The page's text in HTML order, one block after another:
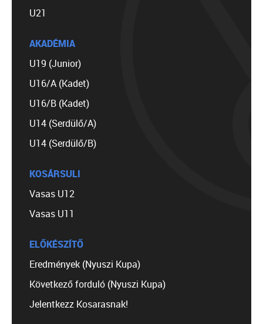
U21
AKADÉMIA
U19 (Junior)
U16/A (Kadet)
U16/B (Kadet)
U14 (Serdülő/A)
U14 (Serdülő/B)
KOSÁRSULI
Vasas U12
Vasas U11
ELŐKÉSZÍTŐ
Eredmények (Nyuszi Kupa)
Következő forduló (Nyuszi Kupa)
Jelentkezz Kosarasnak!